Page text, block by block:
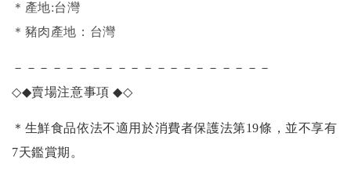
＊產地:台灣
＊豬肉產地：台灣
－－－－－－－－－－－－－－－－－－－－
◇◆賣場注意事項◆◇
＊生鮮食品依法不適用於消費者保護法第19條，並不享有
7天鑑賞期。